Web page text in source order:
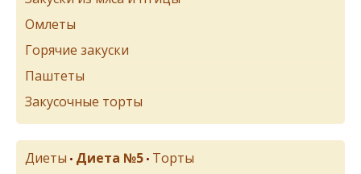
Омлеты
Горячие закуски
Паштеты
Закусочные торты
Диеты • Диета №5 • Торты